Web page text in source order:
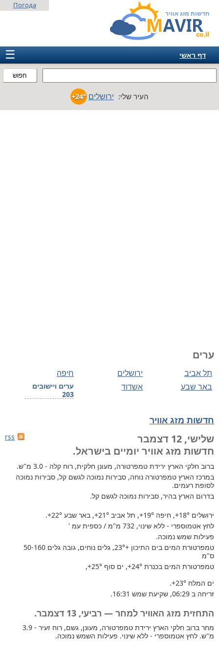
חדשות מזג אוויר
חפוש
Погода
☰
דף ראשי
אמריקה
העיר שלי: ירושלים +24°
ערים
חיפה ירושלים תל אביב
ערים ויישובים
203
אשדוד באר שבע
חדשות מזג אוויר
rss
שלישי, 12 דצמבר
חדשות מזג אוויר יומיים בישראל.
ברוב חלקי הארץ ירידת טמפרטורה, מעונן חלקית, רוח קלה - 3.0 מ"ש.
במרכז הארץ טמפרטורה נוחה, סבירות נמוכה לגשם קל, סבירות נמוכה
לסופת רעמים.
בדרום הארץ בהיר, סבירות נמוכה לגשם קל.
ירושלים +18°, חיפה +19°, תל אביב +21°, באר שבע +22°
.
לחץ אטמוספרי - ללא שינוי, 732 מ"מ / כספית עמ '
פעילות שמש נמוכה.
טמפרטורת המים בים התיכון +23°
, גלים נוחים, גובה גלים 50-160
ס"מ
טמפרטורת המים בכנרת +24°, ים סוף +25°
,
ים המלח +23°
.
זריחה ב 06:29, שקיעת שמש 16:31.
התחזית מזג האוויר למחר — רביעי, 13 דצמבר.
מחר ברוב חלקי הארץ ירידת טמפרטורה, מעונן, גשם, רוח זעיר - 3.9
מ"ש. לחץ אטמוספרי - ללא שינוי. פעילות השמש נמוכה.